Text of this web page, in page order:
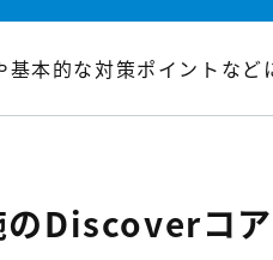
基本的な対策ポイントなど
Discoverコ